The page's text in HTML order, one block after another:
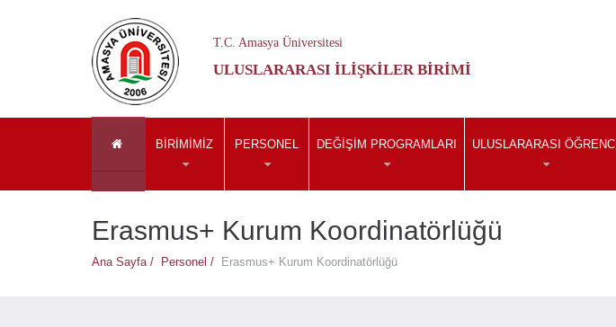
T.C. Amasya Üniversitesi
ULUSLARARASI İLIŞKILER BIRIMI
BIRIMIMIZ PERSONEL DEĞIŞIM PROGRAMLARI ULUSLARARASI ÖĞRENCI
Erasmus+ Kurum Koordinatörlüğü
Ana Sayfa / Personel / Erasmus+ Kurum Koordinatörlüğü